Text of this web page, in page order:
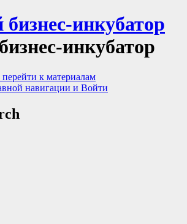
инкубатор
к материалам
навигации и Войти